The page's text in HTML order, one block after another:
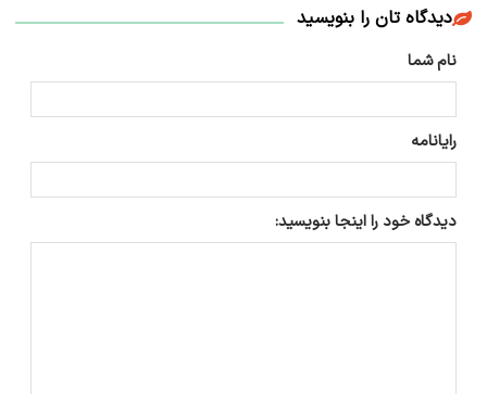
دیدگاه تان را بنویسید
نام شما
رایانامه
دیدگاه خود را اینجا بنویسید: